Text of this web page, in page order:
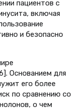
пациентов с
включая
и безопасно
Основанием для
его более
по сравнению со
о чем